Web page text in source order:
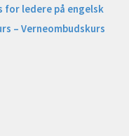
for ledere på engelsk
– Verneombudskurs